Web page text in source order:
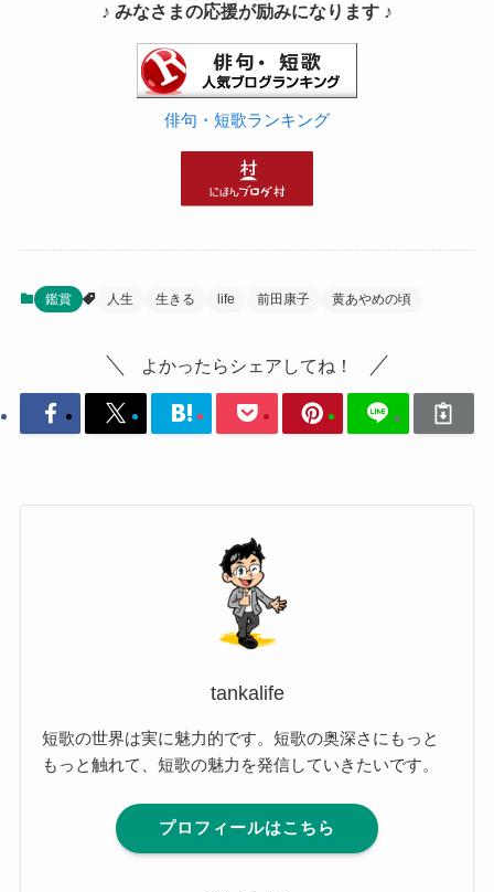
♪ みなさまの応援が励みになります ♪
俳句・短歌ランキング
鑑賞 人生 生きる life 前田康子 黄あやめの頃
よかったらシェアしてね！
tankalife
短歌の世界は実に魅力的です。短歌の奥深さにもっと
もっと触れて、短歌の魅力を発信していきたいです。
プロフィールはこちら